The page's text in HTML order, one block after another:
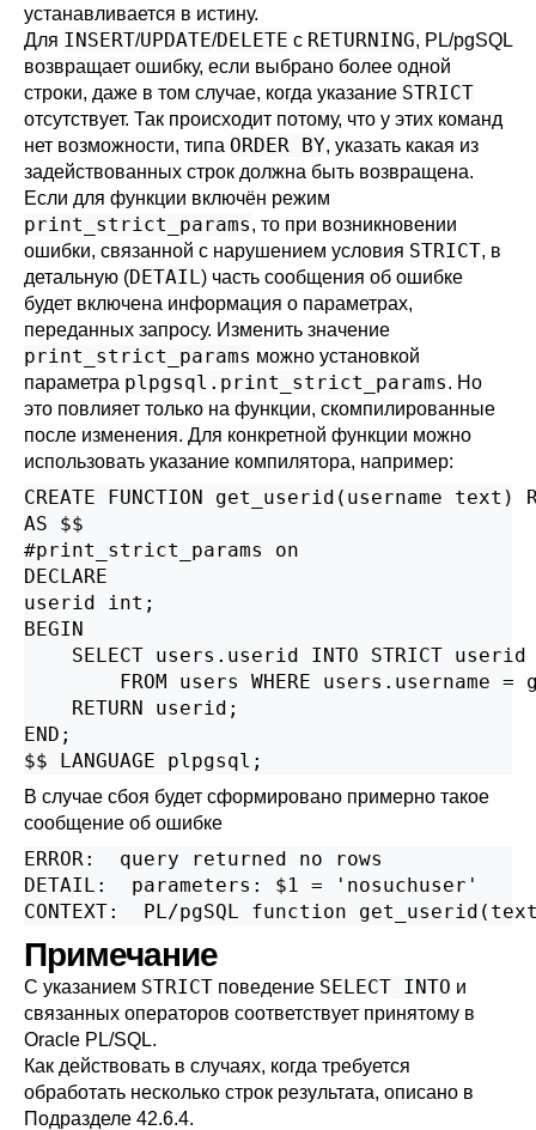
устанавливается в истину.
Для INSERT/UPDATE/DELETE с RETURNING, PL/pgSQL
возвращает ошибку, если выбрано более одной
строки, даже в том случае, когда указание STRICT
отсутствует. Так происходит потому, что у этих команд
нет возможности, типа ORDER BY, указать какая из
задействованных строк должна быть возвращена.
Если для функции включён режим
print_strict_params, то при возникновении
ошибки, связанной с нарушением условия STRICT, в
детальную (DETAIL) часть сообщения об ошибке
будет включена информация о параметрах,
переданных запросу. Изменить значение
print_strict_params можно установкой
параметра plpgsql.print_strict_params. Но
это повлияет только на функции, скомпилированные
после изменения. Для конкретной функции можно
использовать указание компилятора, например:
CREATE FUNCTION get_userid(username text)
AS $$
#print_strict_params on
DECLARE
userid int;
BEGIN
    SELECT users.userid INTO STRICT userid
FROM users WHERE users.username =
    RETURN userid;
END;
$$ LANGUAGE plpgsql;
В случае сбоя будет сформировано примерно такое
сообщение об ошибке
ERROR:  query returned no rows
DETAIL:  parameters: $1 = 'nosuchuser'
CONTEXT:  PL/pgSQL function
Примечание
С указанием STRICT поведение SELECT INTO и
связанных операторов соответствует принятому в
Oracle PL/SQL.
Как действовать в случаях, когда требуется
обработать несколько строк результата, описано в
Подразделе 42.6.4.